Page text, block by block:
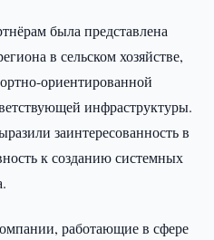
была представлена
в сельском хозяйстве,
ориентированной
инфраструктуры.
заинтересованность в
к созданию системных
работающие в сфере